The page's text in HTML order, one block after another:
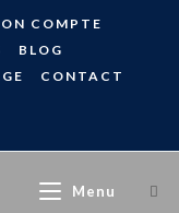
COMPTE
BLOG
CONTACT
Menu